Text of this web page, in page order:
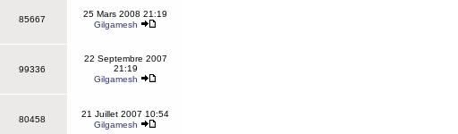
85667
25 Mars 2008 21:19
Gilgamesh
99336
22 Septembre 2007
21:19
Gilgamesh
80458
21 Juillet 2007 10:54
Gilgamesh